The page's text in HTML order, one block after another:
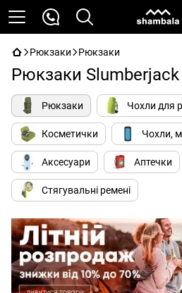
Рюкзаки Рюкзаки
Рюкзаки Slumberjack
Рюкзаки Чохли для
Косметички Чохли,
Аксесуари Аптечки
Стягувальні ремені